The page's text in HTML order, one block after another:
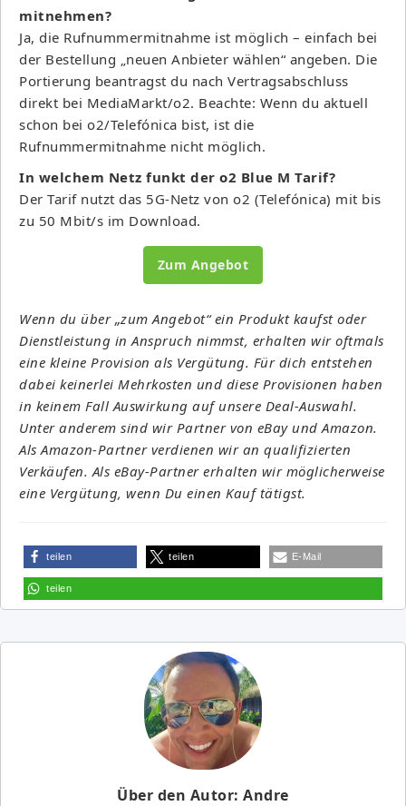
mitnehmen?
Ja, die Rufnummermitnahme ist möglich – einfach bei
der Bestellung „neuen Anbieter wählen“ angeben. Die
Portierung beantragst du nach Vertragsabschluss
direkt bei MediaMarkt/o2. Beachte: Wenn du aktuell
schon bei o2/Telefónica bist, ist die
Rufnummermitnahme nicht möglich.
In welchem Netz funkt der o2 Blue M Tarif?
Der Tarif nutzt das 5G-Netz von o2 (Telefónica) mit bis
zu 50 Mbit/s im Download.
Zum Angebot
Wenn du über „zum Angebot“ ein Produkt kaufst oder
Dienstleistung in Anspruch nimmst, erhalten wir oftmals
eine kleine Provision als Vergütung. Für dich entstehen
dabei keinerlei Mehrkosten und diese Provisionen haben
in keinem Fall Auswirkung auf unsere Deal-Auswahl.
Unter anderem sind wir Partner von eBay und Amazon.
Als Amazon-Partner verdienen wir an qualifizierten
Verkäufen. Als eBay-Partner erhalten wir möglicherweise
eine Vergütung, wenn Du einen Kauf tätigst.
teilen teilen E-Mail
teilen
Über den Autor: Andre